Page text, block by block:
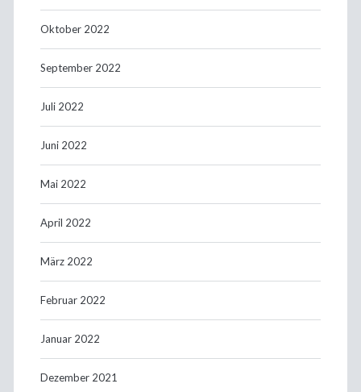
Oktober 2022
September 2022
Juli 2022
Juni 2022
Mai 2022
April 2022
März 2022
Februar 2022
Januar 2022
Dezember 2021